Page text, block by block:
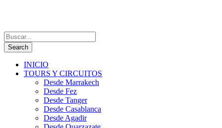
INICIO
TOURS Y CIRCUITOS
Desde Marrakech
Desde Fez
Desde Tanger
Desde Casablanca
Desde Agadir